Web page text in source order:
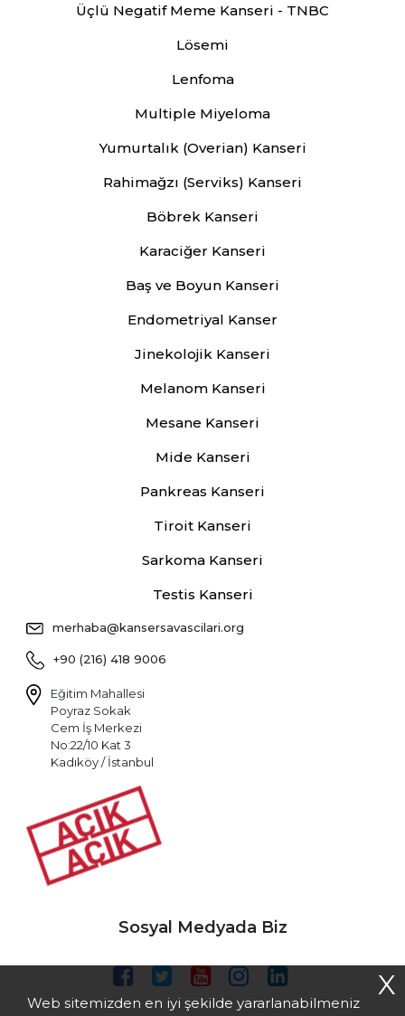
Üçlü Negatif Meme Kanseri - TNBC
Lösemi
Lenfoma
Multiple Miyeloma
Yumurtalık (Overian) Kanseri
Rahimağzı (Serviks) Kanseri
Böbrek Kanseri
Karaciğer Kanseri
Baş ve Boyun Kanseri
Endometriyal Kanser
Jinekolojik Kanseri
Melanom Kanseri
Mesane Kanseri
Mide Kanseri
Pankreas Kanseri
Tiroit Kanseri
Sarkoma Kanseri
Testis Kanseri
merhaba@kansersavascilari.org
+90 (216) 418 9006
Eğitim Mahallesi
Poyraz Sokak
Cem İş Merkezi
No:22/10 Kat 3
Kadıköy / İstanbul
Sosyal Medyada Biz
Web sitemizden en iyi şekilde yararlanabilmeniz
X